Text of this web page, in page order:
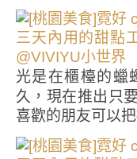
光是在櫃檯的蠟
久，現在推出只
喜歡的朋友可以